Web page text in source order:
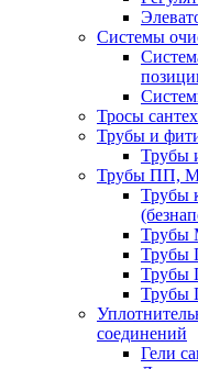
Системы
Тросы
Трубы и
Трубы
Трубы ПП,
Трубы
Трубы
Трубы
Трубы
Трубы
соединений
Гели